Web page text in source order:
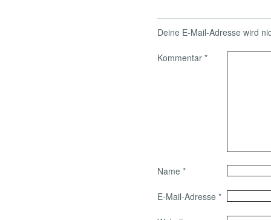
Deine E-Mail-Adresse wird
Kommentar *
Name *
E-Mail-Adresse *